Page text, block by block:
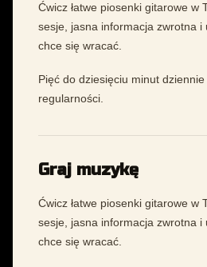
Ćwicz łatwe piosenki gitarowe w
sesje, jasna informacja zwrotna i
chce się wracać.
Pięć do dziesięciu minut
regularności.
Graj muzykę
Ćwicz łatwe piosenki gitarowe w
sesje, jasna informacja zwrotna i
chce się wracać.